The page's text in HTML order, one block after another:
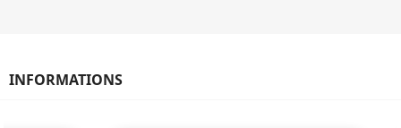
INFORMATIONS